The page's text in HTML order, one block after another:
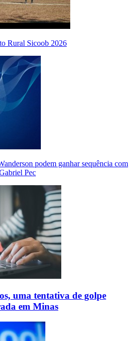
Rural Sicoob 2026
podem ganhar sequência com
Pec
uma tentativa de golpe
em Minas